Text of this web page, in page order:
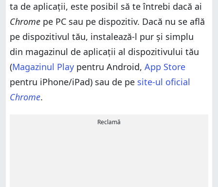
ta de aplicații, este posibil să te întrebi dacă ai
Chrome pe PC sau pe dispozitiv. Dacă nu se află
pe dispozitivul tău, instalează-l pur și simplu
din magazinul de aplicații al dispozitivului tău
(Magazinul Play pentru Android, App Store
pentru iPhone/iPad) sau de pe site-ul oficial
Chrome.
Reclamă